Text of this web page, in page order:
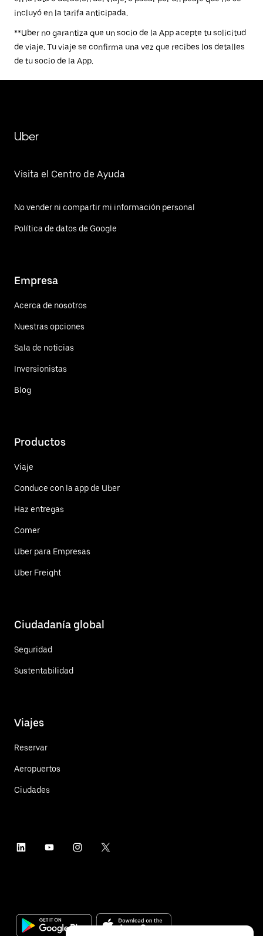
incluyó en la tarifa anticipada.
**Uber no garantiza que un socio de la App acepte tu solicitud
de viaje. Tu viaje se confirma una vez que recibes los detalles
de tu socio de la App.
Uber
Visita el Centro de Ayuda
No vender ni compartir mi información personal
Política de datos de Google
Empresa
Acerca de nosotros
Nuestras opciones
Sala de noticias
Inversionistas
Blog
Productos
Viaje
Conduce con la app de Uber
Haz entregas
Comer
Uber para Empresas
Uber Freight
Ciudadanía global
Seguridad
Sustentabilidad
Viajes
Reservar
Aeropuertos
Ciudades